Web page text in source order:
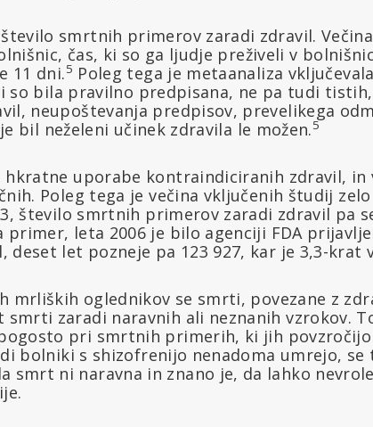
smrtnih primerov zaradi zdravil.
čas, ki so ga ljudje preživeli v
11 dni.5 Poleg tega je metaanaliza
so bila pravilno predpisana, ne pa tudi
neupoštevanja predpisov, prevelikega
bil neželeni učinek zdravila le možen.5
uporabe kontraindiciranih zdravil, in
Poleg tega je večina vključenih študij zelo
število smrtnih primerov zaradi zdravil pa
primer, leta 2006 je bilo agenciji FDA
let pozneje pa 123 927, kar je 3,3-krat
mrliških oglednikov se smrti, povezane z
zaradi naravnih ali neznanih vzrokov.
pri smrtnih primerih, ki jih povzročijo
bolniki s shizofrenijo nenadoma umrejo, se
smrt ni naravna in znano je, da lahko